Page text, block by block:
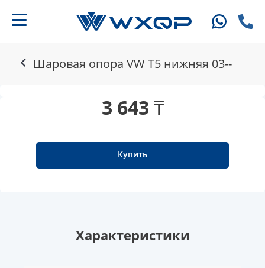
Шаровая опора VW T5 нижняя 03--
3 643 ₸
Купить
Характеристики